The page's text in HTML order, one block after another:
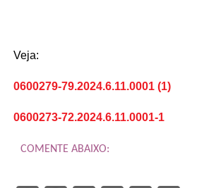
Veja:
0600279-79.2024.6.11.0001 (1)
0600273-72.2024.6.11.0001-1
COMENTE ABAIXO: